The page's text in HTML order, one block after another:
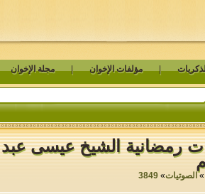
| مؤلفات الإخوان | مجلة الإخوان
رمضانية الشيخ عيسى عبد
» الصوتيات»
3849